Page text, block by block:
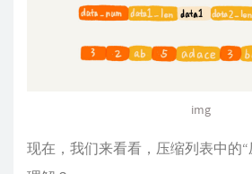
img
现在，我们来看看，压缩列表中的